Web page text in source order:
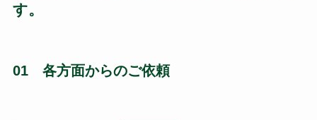
す。
01 各方面からのご依頼